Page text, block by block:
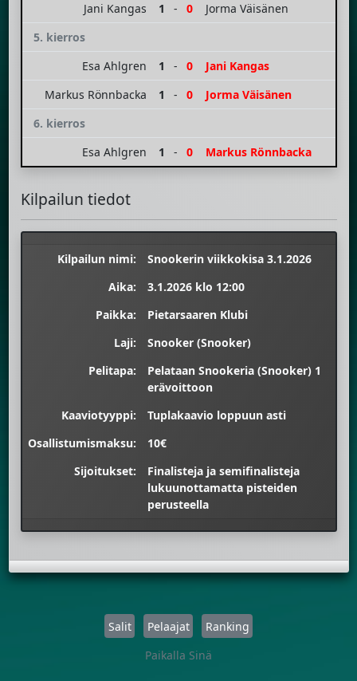
Jani Kangas
1 - 0
Jorma Väisänen
5. kierros
Esa Ahlgren
1 - 0
Jani Kangas
Markus Rönnbacka
1 - 0
Jorma Väisänen
6. kierros
Esa Ahlgren
1 - 0 Markus Rönnbacka
Kilpailun tiedot
Kilpailun nimi:
Snookerin viikkokisa 3.1.2026
Aika:
3.1.2026 klo 12:00
Paikka:
Pietarsaaren Klubi
Laji:
Snooker (Snooker)
Pelitapa:
Pelataan Snookeria (Snooker) 1
erävoittoon
Kaaviotyyppi:
Tuplakaavio loppuun asti
Osallistumismaksu:
10€
Sijoitukset:
Finalisteja ja semifinalisteja
lukuunottamatta pisteiden
perusteella
Salit Pelaajat
Ranking
Paikalla Sinä